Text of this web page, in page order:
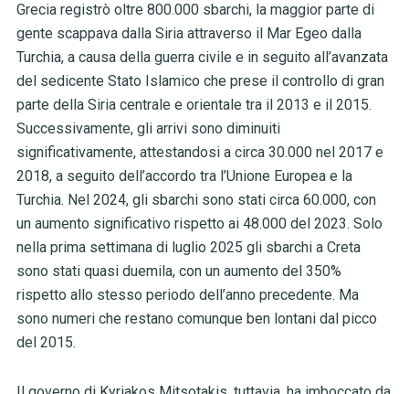
Grecia registrò oltre 800.000 sbarchi, la maggior parte di
gente scappava dalla Siria attraverso il Mar Egeo dalla
Turchia, a causa della guerra civile e in seguito all’avanzata
del sedicente Stato Islamico che prese il controllo di gran
parte della Siria centrale e orientale tra il 2013 e il 2015.
Successivamente, gli arrivi sono diminuiti
significativamente, attestandosi a circa 30.000 nel 2017 e
2018, a seguito dell’accordo tra l’Unione Europea e la
Turchia. Nel 2024, gli sbarchi sono stati circa 60.000, con
un aumento significativo rispetto ai 48.000 del 2023. Solo
nella prima settimana di luglio 2025 gli sbarchi a Creta
sono stati quasi duemila, con un aumento del 350%
rispetto allo stesso periodo dell’anno precedente. Ma
sono numeri che restano comunque ben lontani dal picco
del 2015.